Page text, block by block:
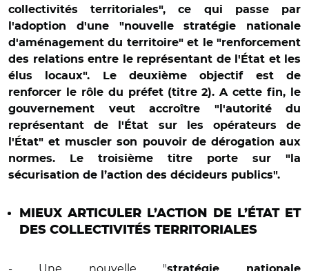
collectivités territoriales", ce qui passe par
l'adoption d'une "nouvelle stratégie nationale
d'aménagement du territoire" et le "renforcement
des relations entre le représentant de l'État et les
élus locaux". Le deuxième objectif est de
renforcer le rôle du préfet (titre 2). A cette fin, le
gouvernement veut accroître "l'autorité du
représentant de l'État sur les opérateurs de
l'État" et muscler son pouvoir de dérogation aux
normes. Le troisième titre porte sur "la
sécurisation de l’action des décideurs publics".
MIEUX ARTICULER L’ACTION DE L’ÉTAT ET
DES COLLECTIVITÉS TERRITORIALES